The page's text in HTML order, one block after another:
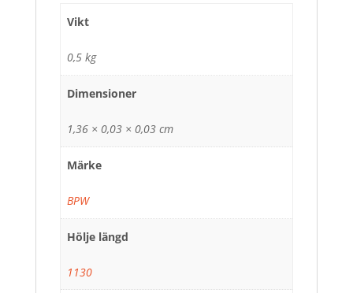
Vikt
0,5 kg
Dimensioner
1,36 × 0,03 × 0,03 cm
Märke
BPW
Hölje längd
1130